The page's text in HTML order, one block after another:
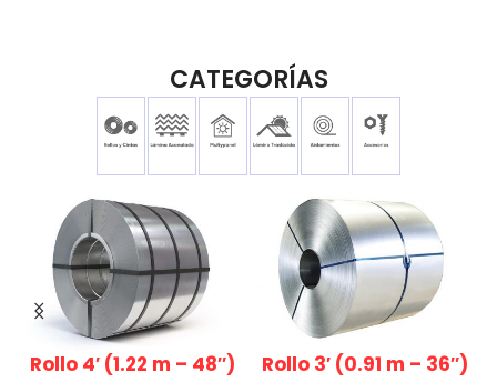
CATEGORÍAS
Rollo 4′ (1.22 m – 48″) Rollo 3′ (0.91 m – 36″)